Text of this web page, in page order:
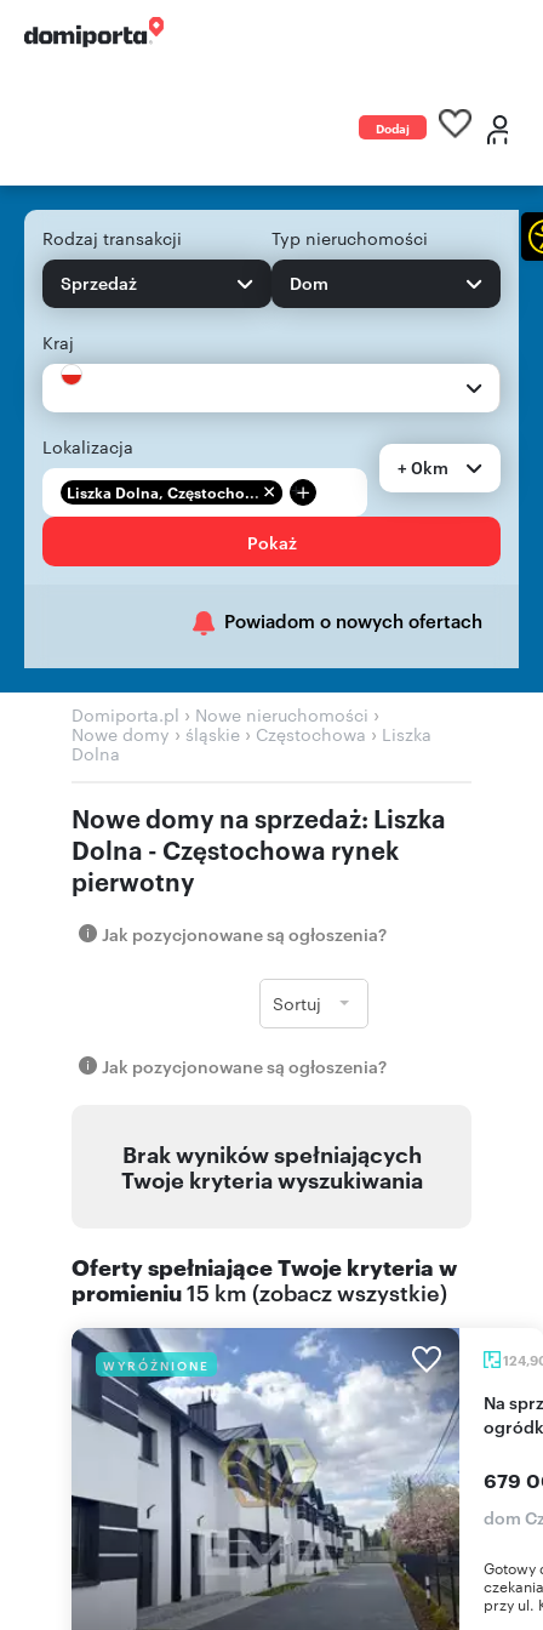
Dodaj
Rodzaj transakcji
Sprzedaż
Typ nieruchomości
Dom
Kraj
Lokalizacja
Liszka Dolna, Częstocho... +
+ 0km
Pokaż
Powiadom o nowych ofertach
Domiporta.pl › Nowe nieruchomości ›
Nowe domy › śląskie › Częstochowa › Liszka
Dolna
Nowe domy na sprzedaż: Liszka
Dolna - Częstochowa rynek
pierwotny
Jak pozycjonowane są ogłoszenia?
Sortuj
Jak pozycjonowane są ogłoszenia?
Brak wyników spełniających
Twoje kryteria wyszukiwania
Oferty spełniające Twoje kryteria w
promieniu15 km (zobacz wszystkie)
WYRÓŻNIONE
Na sprzedaż nowoczesny dom 124 m² z
679
dom
Gotowy
przy ul.